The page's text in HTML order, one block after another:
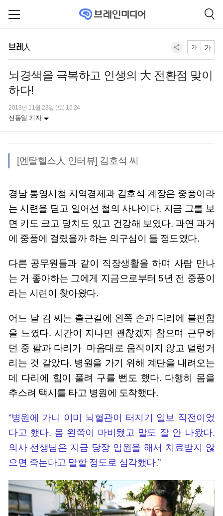
브레人 가 가
뇌경색을 극복하고 인생의 大 전환점 맞이
하다!
2013년 11월 23일 (토) 15:24
신동일 기자
[멘탈헬스人 인터뷰] 김호석 씨
경남 통영시청 지역경제과 김호석 계장은 중풍이라
는 시련을 딛고 일어선 철의 사나이다. 지금 그를 보
면 키도 크고 덩치도 있고 건강해 보였다. 과연 과거
에 중풍에 걸렸을까 하는 의구심이 들 정도였다.
다른 공무원들과 같이 직장생활을 하며 사람 만나
는 거 좋아하는 그에게 지금으로부터 5년 전 중풍이
라는 시련이 찾아왔다.
어느 날 김 씨는 출근길에 왼쪽 손과 다리에 불편함
을 느꼈다. 시간이 지나면 괜찮겠지 참으며 근무하
던 중 팔과 다리가 마음대로 움직이지 않고 덜렁거
리는 것 같았다. 병원을 가기 위해 계단을 내려오는
데 다리에 힘이 풀려 구를 뻔도 했다. 다행히 몸을
추스려 택시를 타고 병원에 도착했다.
“병원에 가니 이미 뇌혈관이 터지기 일보 직전이었
다고 했다. 몸 왼쪽이 마비됐고 말도 잘 안 나왔다.
의사 선생님은 지금 당장 입원을 해서 치료받지 않
으면 죽는다고 말할 정도로 심각했다.”